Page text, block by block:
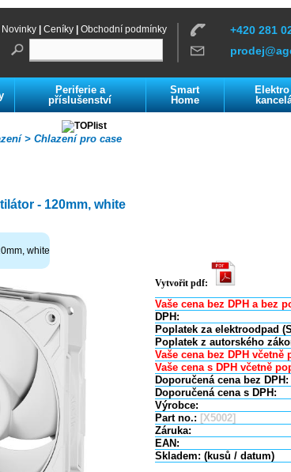
Novinky Ceníky Obchodní podmínky
+420 281
Periferie a
příslušenství
Smart
Home
Elektro
Chlazení pro case
>
- 120mm, white
white
Vytvořit pdf:
Vaše cena bez DPH a bez
DPH:
Poplatek za elektroodpad
Poplatek z autorského
Vaše cena bez DPH včetně
Vaše cena s DPH včetně
Doporučená cena bez DPH:
Doporučená cena s DPH:
Výrobce:
Part no.: [X5002]
Záruka:
EAN:
Skladem: (kusů / datum)